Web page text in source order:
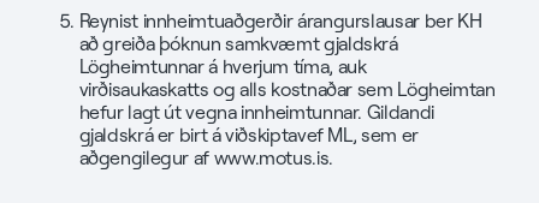
Reynist innheimtuaðgerðir árangurslausar ber KH
að greiða þóknun samkvæmt gjaldskrá
Lögheimtunnar á hverjum tíma, auk
virðisaukaskatts og alls kostnaðar sem Lögheimtan
hefur lagt út vegna innheimtunnar. Gildandi
gjaldskrá er birt á viðskiptavef ML, sem er
aðgengilegur af www.motus.is.